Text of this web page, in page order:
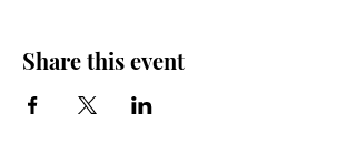
Share this event